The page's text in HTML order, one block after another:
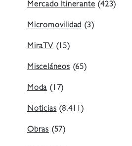
Mercado Itinerante (423)
Micromovilidad (3)
MiraTV (15)
Misceláneos (65)
Moda (17)
Noticias (8.411)
Obras (57)